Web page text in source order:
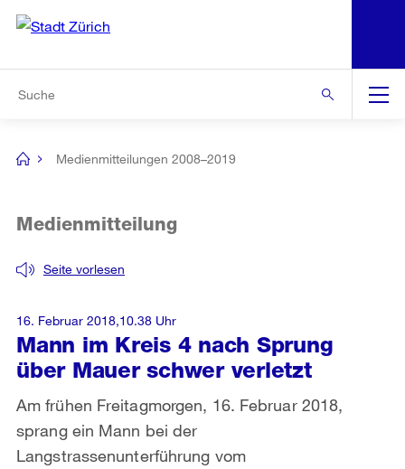
Navigation
[no
Medienmitteilungen 2008–2019
Mann im Kreis 4 nach Sprung
über Mauer schwer verletzt
Seite vorlesen
Medienmitteilung
Am frühen Freitagmorgen, 16. Februar 2018,
sprang ein Mann bei der
Langstrassenunterführung vom
16. Februar 2018,10.38 Uhr